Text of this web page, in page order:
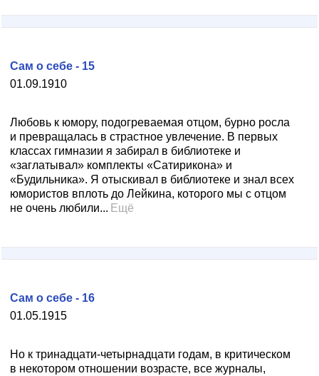
01.09.1910
Сам о себе - 15
Любовь к юмору, подогреваемая отцом, бурно росла
и превращалась в страстное увлечение. В первых
классах гимназии я забирал в библиотеке и
«заглатывал» комплекты «Сатирикона» и
«Будильника». Я отыскивал в библиотеке и знал всех
юмористов вплоть до Лейкина, которого мы с отцом
не очень любили... Ещё
01.05.1915
Сам о себе - 16
Но к тринадцати-четырнадцати годам, в критическом
в некотором отношении возрасте, все журналы,